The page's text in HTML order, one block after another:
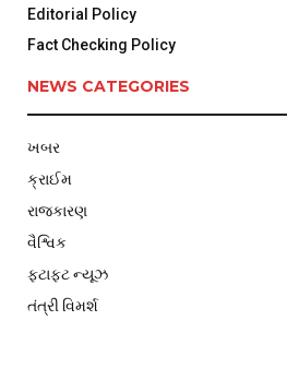
Editorial Policy
Fact Checking Policy
NEWS CATEGORIES
ખબર
ક્રાઈમ
રાજકારણ
વૈશ્વિક
ફટાફટ ન્યૂઝ
તંત્રી વિમર્શ